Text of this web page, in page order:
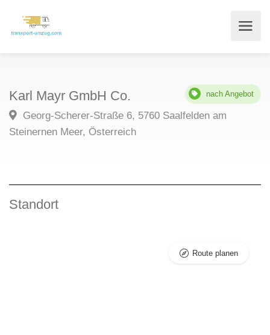
Karl Mayr GmbH Co. nach Angebot
Georg-Scherer-Straße 6, 5760 Saalfelden am
Steinernen Meer, Österreich
Standort
Route planen